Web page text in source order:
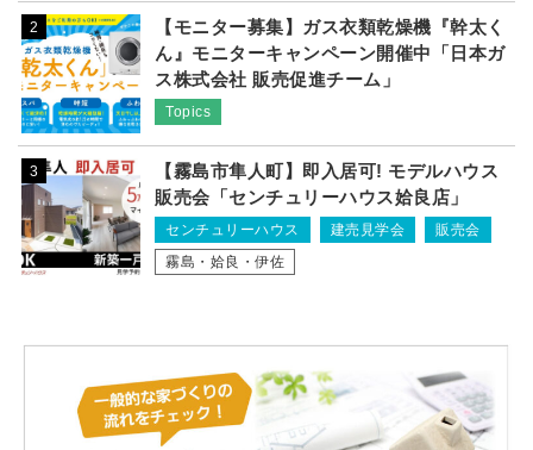
2
【モニター募集】ガス衣類乾燥機『幹太く
ん』モニターキャンペーン開催中「日本ガ
ス株式会社 販売促進チーム」
Topics
3
【霧島市隼人町】即入居可! モデルハウス
販売会「センチュリーハウス姶良店」
センチュリーハウス 建売見学会
販売会
霧島・姶良・伊佐